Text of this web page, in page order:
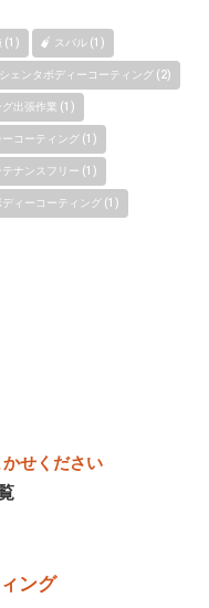
(1) スバル (1)
シェンタボディーコーティング (2)
出張作業 (1)
ーコーティング (1)
テナンスフリー (1)
ディーコーティング (1)
せください
ング